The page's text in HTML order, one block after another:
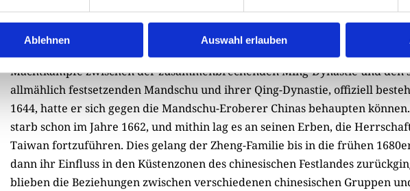
Ablehnen Auswahl erlauben
Der Eroberer der Insel war ein gewisser Zheng Chenggong, auch bekannt
die portugiesische Schreibung seines Ehrentitels. Im Zuge der
Machtkämpfe zwischen der zusammenbrechenden Ming-Dynastie und den
allmählich festsetzenden Mandschu und ihrer Qing-Dynastie, offiziell
1644, hatte er sich gegen die Mandschu-Eroberer Chinas behaupten
starb schon im Jahre 1662, und mithin lag es an seinen Erben, die
Taiwan fortzuführen. Dies gelang der Zheng-Familie bis in die frühen
dann ihr Einfluss in den Küstenzonen des chinesischen Festlandes
blieben die Beziehungen zwischen verschiedenen chinesischen Gruppen